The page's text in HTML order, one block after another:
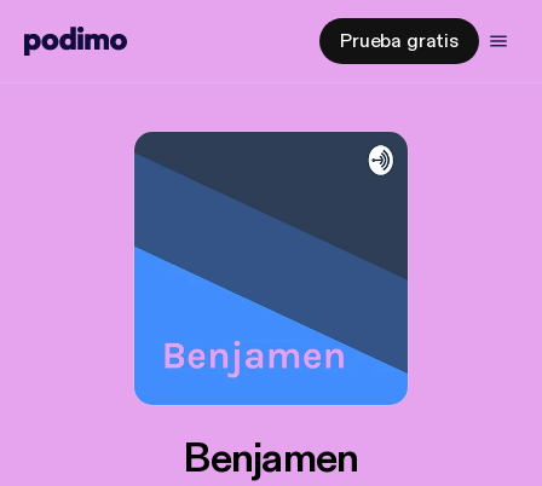
Prueba gratis
Benjamen